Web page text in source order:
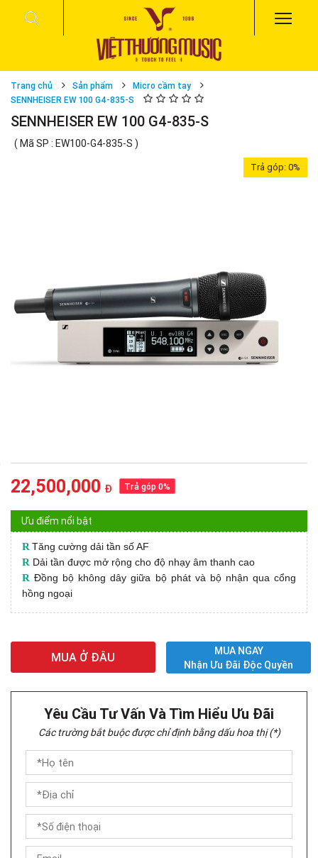
Trang chủ Sản phẩm
Micro cầm tay
SENNHEISER EW 100 G4-835-S
SENNHEISER EW 100 G4-835-S
( Mã SP : EW100-G4-835-S )
Trả góp:0%
22,500,000 Đ Trả góp 0%
Ưu điểm nổi bật
RTăng cường dải tần số AF
R Dải tần được mở rộng cho độ nhạy âm thanh cao
R Đồng bộ không dây giữa bộ phát và bộ nhận qua cổng
hồng ngoại
MUA Ở ĐÂU
MUA NGAY
Nhận Ưu Đãi Độc Quyền
Yêu Cầu Tư Vấn Và Tìm Hiểu Ưu Đãi
Các trường bắt buộc được chỉ định bằng dấu hoa thị (*)